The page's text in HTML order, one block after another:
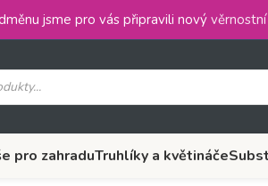
jsme pro vás připravili nový
pro zahraduTruhlíky a květináče